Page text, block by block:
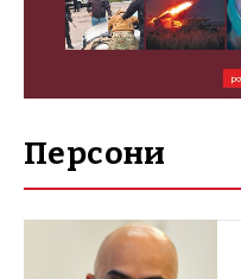
Персони